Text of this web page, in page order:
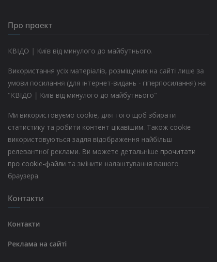
Про проект
КВІДО | Київ від минулого до майбутнього.
Використання усіх матеріалів, розміщених на сайті лише за
умови посилання (для інтернет-видань - гіперпосилання) на
"КВІДО | Київ від минулого до майбутнього"
Ми використовуємо cookie, для того щоб збирати
статистику та робити контент цікавішим. Також cookie
використовуються задля відображення найбільш
релевантної реклами. Ви можете детальніше прочитати
про cookie-файли та змінити налаштування вашого
браузера.
Контакти
Контакти
Реклама на сайті